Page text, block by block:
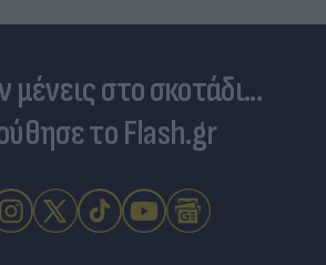
μένεις στο σκοτάδι...
το Flash.gr